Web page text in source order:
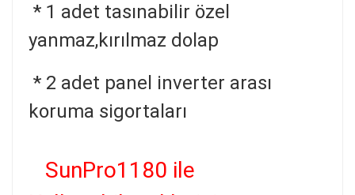
* 1 adet tasınabilir özel
yanmaz,kırılmaz dolap
* 2 adet panel inverter arası
koruma sigortaları
SunPro1180 ile